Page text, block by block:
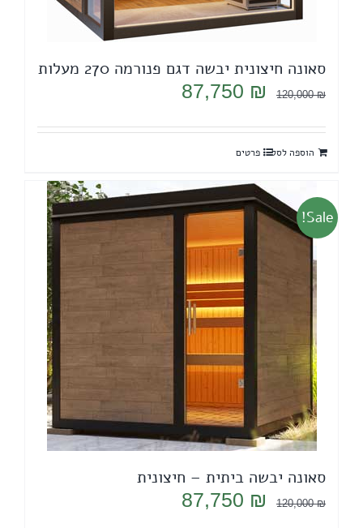
סאונה חיצונית יבשה דגם פנורמה 270 מעלות
120,000₪
המחיר
היה:
120,000 ₪.
87,750 ₪
המחיר
הוא:
הוספה לסל פרטים
Sale!
סאונה יבשה ביתית – חיצונית
120,000₪
המחיר
87,750 ₪
המחיר